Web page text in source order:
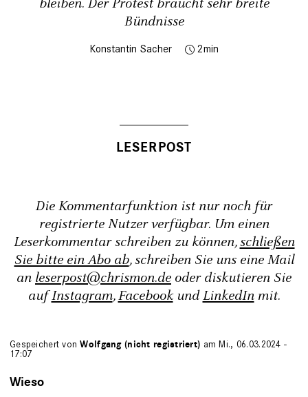
bleiben. Der Protest braucht sehr breite
Bündnisse
Konstantin Sacher 2
Die Kommentarfunktion ist nur noch für
registrierte Nutzer verfügbar. Um einen
Leserkommentar schreiben zu können,schließen
Sie bitte ein Abo ab, schreiben Sie uns eine Mail
an leserpost@chrismon.de oder diskutieren Sie
aufInstagram,FacebookundLinkedInmit.
Gespeichert vonWolfgang (nicht registriert) am Mi., 06.03.2024 -
17:07
Wieso